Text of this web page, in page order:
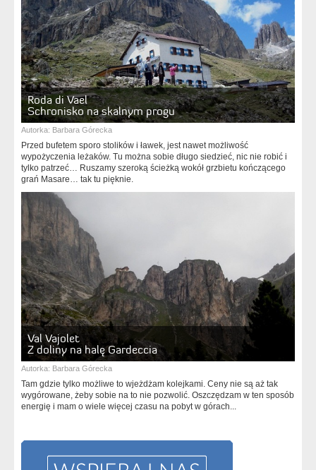
Roda di Vael
Schronisko na skalnym progu
Autorka: Barbara Górecka
Przed bufetem sporo stolików i ławek, jest nawet możliwość
wypożyczenia leżaków. Tu można sobie długo siedzieć, nic nie robić i
tylko patrzeć… Ruszamy szeroką ścieżką wokół grzbietu kończącego
grań Masare… tak tu pięknie.
Val Vajolet
Z doliny na halę Gardeccia
Autorka: Barbara Górecka
Tam gdzie tylko możliwe to wjeżdżam kolejkami. Ceny nie są aż tak
wygórowane, żeby sobie na to nie pozwolić. Oszczędzam w ten sposób
energię i mam o wiele więcej czasu na pobyt w górach...